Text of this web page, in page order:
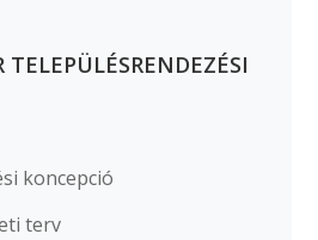
TELEPÜLÉSRENDEZÉSI
koncepció
terv